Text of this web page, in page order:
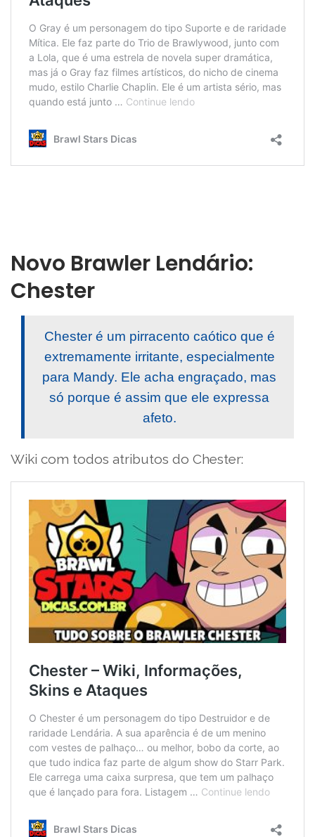
Novo Brawler Lendário:
Chester
Chester é um pirracento caótico que é
extremamente irritante, especialmente
para Mandy. Ele acha engraçado, mas
só porque é assim que ele expressa
afeto.
Wiki com todos atributos do Chester: